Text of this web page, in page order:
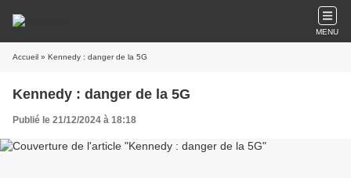
MENU
Accueil » Kennedy : danger de la 5G
Kennedy : danger de la 5G
Publié le 21/12/2024 à 18:18